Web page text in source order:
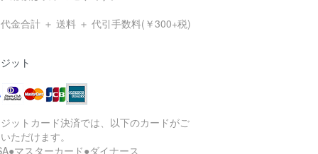
金合計 ＋ 送料 ＋ 代引手数料(￥300+税)
ット
ットカード決済では、以下のカードがご
ただけます。
マスターカード●ダイナース